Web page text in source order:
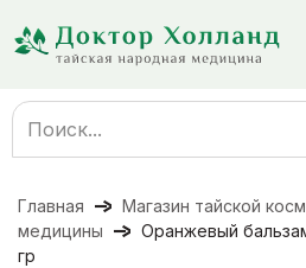
содержанию
Search
for:
Главная
Магазин тайской
медицины
Оранжевый
гр